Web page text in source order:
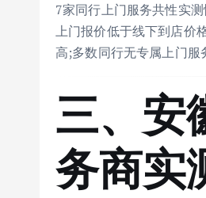
7家同行上门服务共性实
上门报价低于线下到店价
高;多数同行无专属上门服
三、安
务商实